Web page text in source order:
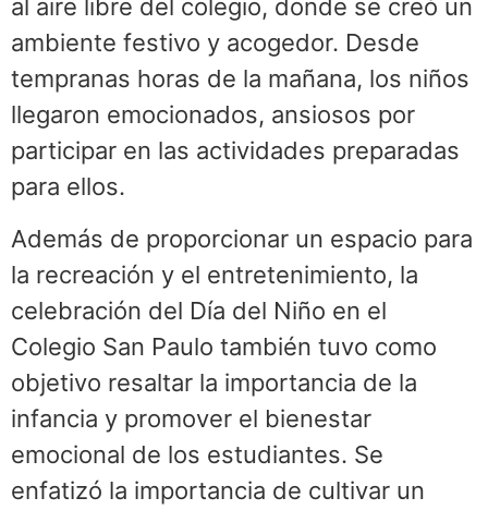
al aire libre del colegio, donde se creó un
ambiente festivo y acogedor. Desde
tempranas horas de la mañana, los niños
llegaron emocionados, ansiosos por
participar en las actividades preparadas
para ellos.
Además de proporcionar un espacio para
la recreación y el entretenimiento, la
celebración del Día del Niño en el
Colegio San Paulo también tuvo como
objetivo resaltar la importancia de la
infancia y promover el bienestar
emocional de los estudiantes. Se
enfatizó la importancia de cultivar un